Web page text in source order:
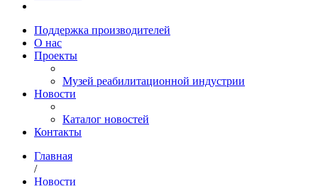
Поддержка производителей
О нас
Проекты
Музей реабилитационной индустрии
Новости
Каталог новостей
Контакты
Главная
/
Новости